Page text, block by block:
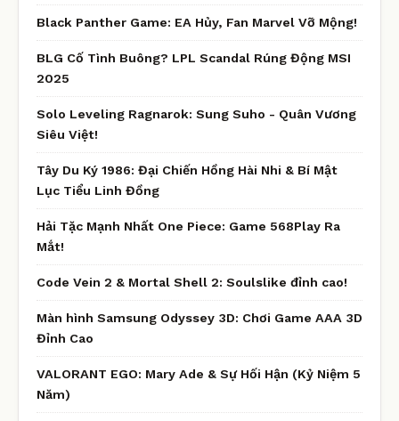
Black Panther Game: EA Hủy, Fan Marvel Vỡ Mộng!
BLG Cố Tình Buông? LPL Scandal Rúng Động MSI
2025
Solo Leveling Ragnarok: Sung Suho - Quân Vương
Siêu Việt!
Tây Du Ký 1986: Đại Chiến Hồng Hài Nhi & Bí Mật
Lục Tiểu Linh Đồng
Hải Tặc Mạnh Nhất One Piece: Game 568Play Ra
Mắt!
Code Vein 2 & Mortal Shell 2: Soulslike đỉnh cao!
Màn hình Samsung Odyssey 3D: Chơi Game AAA 3D
Đỉnh Cao
VALORANT EGO: Mary Ade & Sự Hối Hận (Kỷ Niệm 5
Năm)